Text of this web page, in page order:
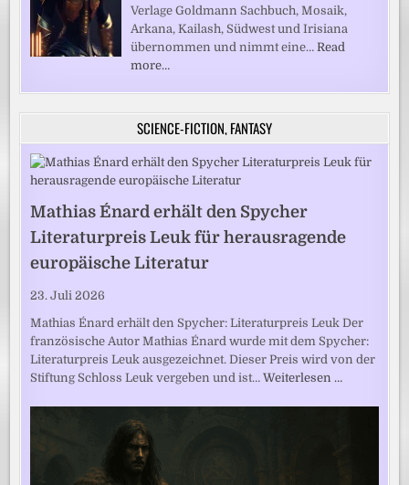
Verlage Goldmann Sachbuch, Mosaik,
Arkana, Kailash, Südwest und Irisiana
übernommen und nimmt eine…Read
more…
SCIENCE-FICTION, FANTASY
Mathias Énard erhält den Spycher
Literaturpreis Leuk für herausragende
europäische Literatur
23. Juli 2026
Mathias Énard erhält den Spycher: Literaturpreis Leuk Der
französische Autor Mathias Énard wurde mit dem Spycher:
Literaturpreis Leuk ausgezeichnet. Dieser Preis wird von der
Stiftung Schloss Leuk vergeben und ist…Weiterlesen …